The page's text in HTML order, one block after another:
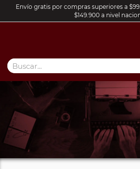
Envío gratis por compras superiores a
$149.900 a nivel